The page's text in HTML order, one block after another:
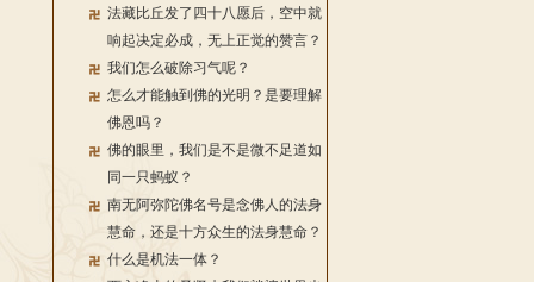
法藏比丘发了四十八愿后，空中就
响起决定必成，无上正觉的赞言？
我们怎么破除习气呢？
怎么才能触到佛的光明？是要理解
佛恩吗？
佛的眼里，我们是不是微不足道如
同一只蚂蚁？
南无阿弥陀佛名号是念佛人的法身
慧命，还是十方众生的法身慧命？
什么是机法一体？